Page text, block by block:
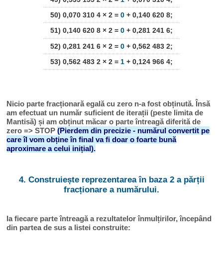
50) 0,070 310 4 × 2 = 0 + 0,140 620 8;
51) 0,140 620 8 × 2 = 0 + 0,281 241 6;
52) 0,281 241 6 × 2 = 0 + 0,562 483 2;
53) 0,562 483 2 × 2 = 1 + 0,124 966 4;
Nicio parte fracționară egală cu zero n-a fost obținută. Însă
am efectuat un număr suficient de iterații (peste limita de
Mantisă) și am obținut măcar o parte întreagă diferită de
zero => STOP(Pierdem din precizie - numărul convertit pe
care îl vom obține în final va fi doar o foarte bună
aproximare a celui inițial).
4. Construiește reprezentarea în baza 2 a părții
fracționare a numărului.
Ia fiecare parte întreagă a rezultatelor înmulțirilor, începând
din partea de sus a listei construite: